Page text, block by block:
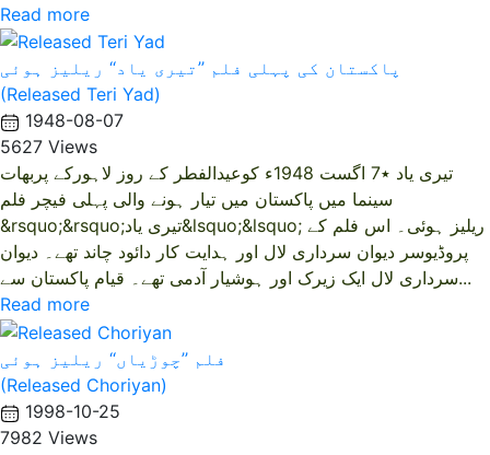
Read more
پاکستان کی پہلی فلم ’’تیری یاد‘‘ ریلیز ہوئی
(Released Teri Yad)
1948-08-07
5627 Views
تیری یاد ٭7 اگست 1948ء کوعیدالفطر کے روز لاہورکے پربھات
سینما میں پاکستان میں تیار ہونے والی پہلی فیچر فلم
&rsquo;&rsquo;تیری یاد&lsquo;&lsquo; ریلیز ہوئی۔ اس فلم کے
پروڈیوسر دیوان سرداری لال اور ہدایت کار دائود چاند تھے۔ دیوان
سرداری لال ایک زیرک اور ہوشیار آدمی تھے۔ قیام پاکستان سے...
Read more
فلم ’’چوڑیاں‘‘ ریلیز ہوئی
(Released Choriyan)
1998-10-25
7982 Views